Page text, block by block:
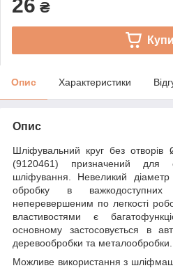
26 ₴
Опис Характеристики
Опис
Шліфувальний круг без
(9120461) призначений для
шліфування. Невеликий
обробку в
неперевершеним по легкості
властивостями є
основному застосовується в
деревообробки та металообробки.
Можливе використання з